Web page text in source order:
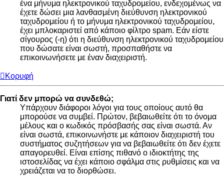
ένα μήνυμα ηλεκτρονικού ταχυδρομείου, ενδεχομένως να
έχετε δώσει μια λανθασμένη διεύθυνση ηλεκτρονικού
ταχυδρομείου ή το μήνυμα ηλεκτρονικού ταχυδρομείου,
έχει μπλοκαριστεί από κάποιο φίλτρο spam. Εάν είστε
σίγουρος (-η) ότι η διεύθυνση ηλεκτρονικού ταχυδρομείου
που δώσατε είναι σωστή, προσπαθήστε να
επικοινωνήσετε με έναν διαχειριστή.
Κορυφή
Γιατί δεν μπορώ να συνδεθώ;
Υπάρχουν διάφοροι λόγοι για τους οποίους αυτό θα
μπορούσε να συμβεί. Πρώτον, βεβαιωθείτε ότι το όνομα
μέλους και ο κωδικός πρόσβασής σας είναι σωστά. Αν
είναι σωστά, επικοινωνήστε με κάποιον διαχειριστή του
συστήματος συζητήσεων για να βεβαιωθείτε ότι δεν έχετε
απαγορευθεί. Είναι επίσης πιθανό ο ιδιοκτήτης της
ιστοσελίδας να έχει κάποιο σφάλμα στις ρυθμίσεις και να
χρειάζεται να το διορθώσει.